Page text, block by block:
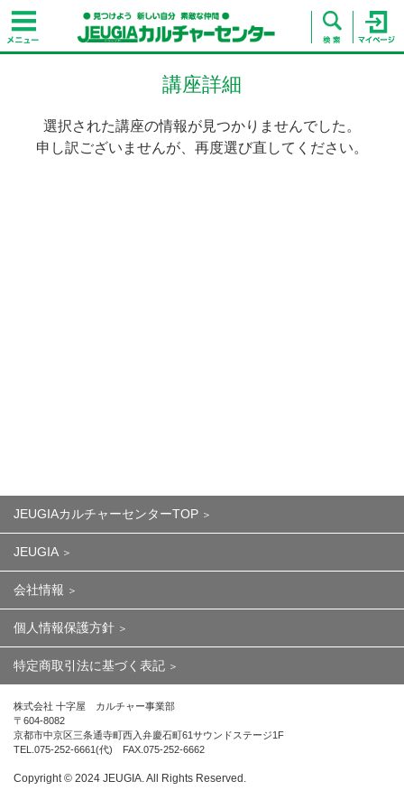
講座詳細
選択された講座の情報が見つかりませんでした。
申し訳ございませんが、再度選び直してください。
JEUGIAカルチャーセンターTOP
JEUGIA
会社情報
個人情報保護方針
特定商取引法に基づく表記
株式会社 十字屋 カルチャー事業部
〒604-8082
京都市中京区三条通寺町西入弁慶石町61サウンドステージ1F
TEL.075-252-6661(代) FAX.075-252-6662
Copyright ©︎ 2024 JEUGIA. All Rights Reserved.